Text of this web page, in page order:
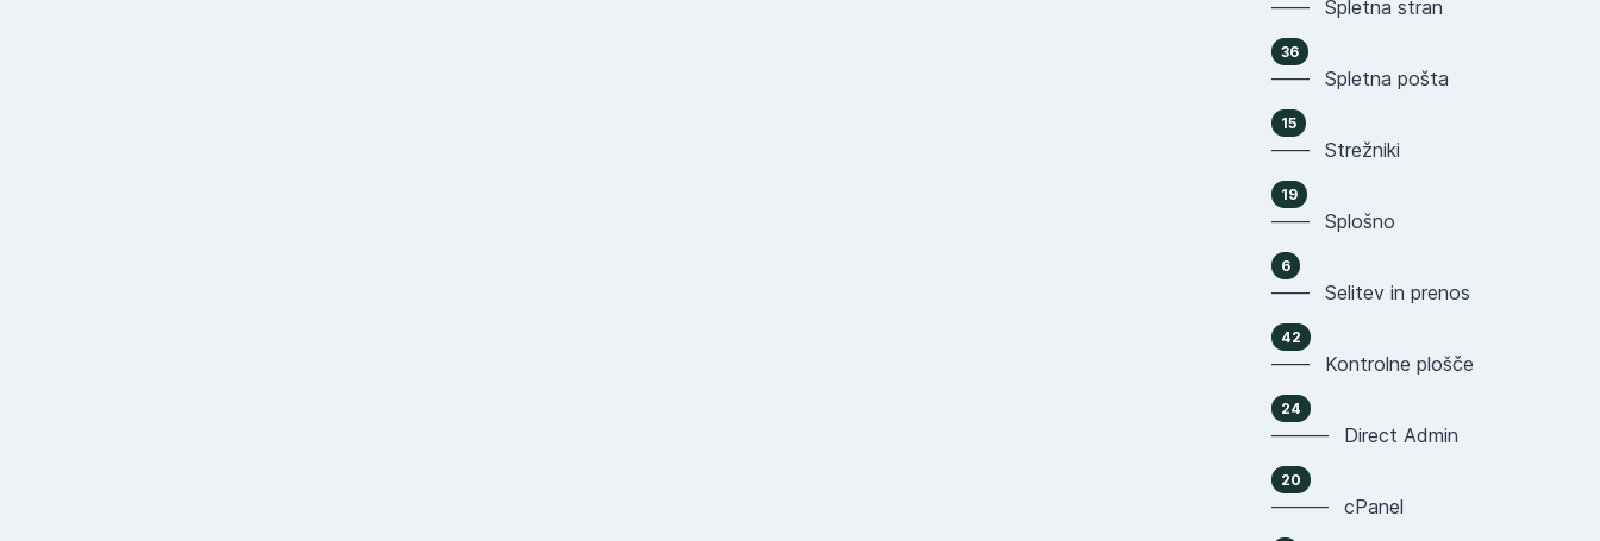
—— Spletna stran
36
—— Spletna pošta
15
—— Strežniki
19
—— Splošno
6
—— Selitev in prenos
42
—— Kontrolne plošče
24
——— Direct Admin
20
——— cPanel